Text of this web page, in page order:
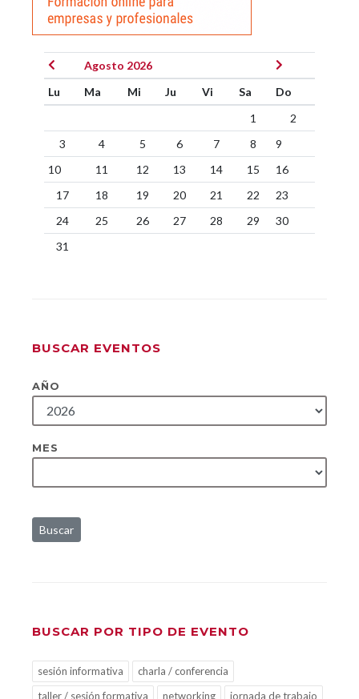
Agosto 2026
Lu
Ma Mi Ju Vi Sa
Do
1
2
3
4 5 6 7 8
9
10
11 12 13 14 15
16
17
18 19 20 21 22
23
24
25 26 27 28 29
30
31
BUSCAR EVENTOS
AÑO
MES
Buscar
BUSCAR POR TIPO DE EVENTO
sesión informativa
charla / conferencia
taller / sesión formativa
networking
jornada de trabajo